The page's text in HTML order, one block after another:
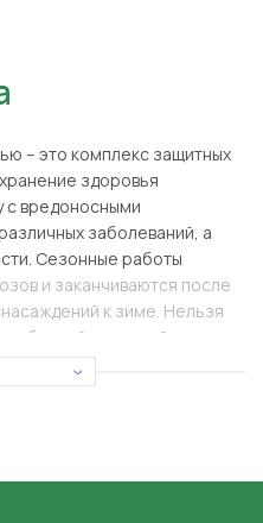
– это комплекс защитных
здоровья
с вредоносными
заболеваний, а
Сезонные работы
и заканчиваются после
к зиме. Нельзя
и чисткой, ведь
– фундамент хорошего
характеристик.